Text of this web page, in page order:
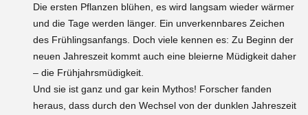
Die ersten Pflanzen blühen, es wird langsam wieder wärmer
und die Tage werden länger. Ein unverkennbares Zeichen
des Frühlingsanfangs. Doch viele kennen es: Zu Beginn der
neuen Jahreszeit kommt auch eine bleierne Müdigkeit daher
– die Frühjahrsmüdigkeit.
Und sie ist ganz und gar kein Mythos! Forscher fanden
heraus, dass durch den Wechsel von der dunklen Jahreszeit